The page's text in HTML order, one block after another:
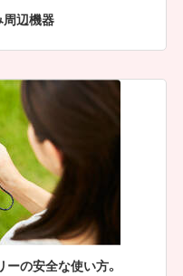
辺機器
の安全な使い方。